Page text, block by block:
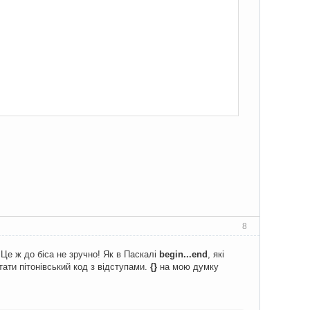
8
ж до біса не зручно! Як в Паскалі begin...end , які
пітонівський код з відступами. {} на мою думку